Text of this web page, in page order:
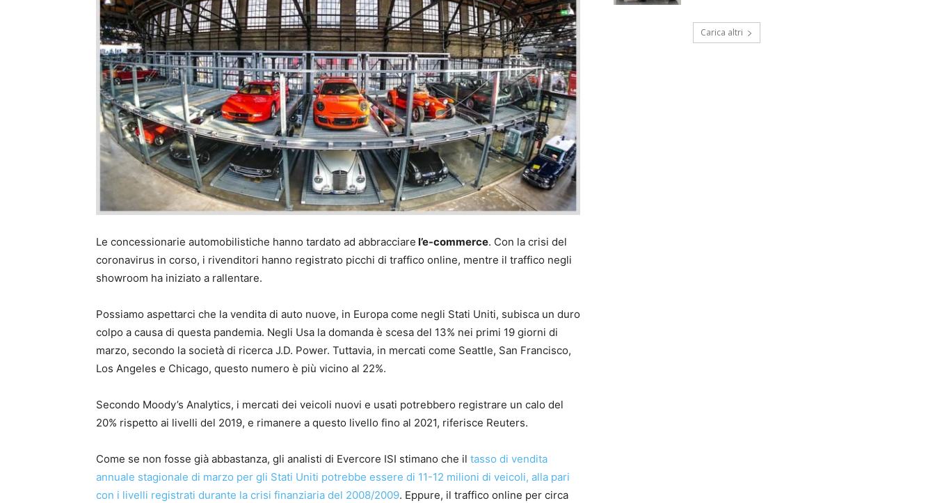
Le concessionarie automobilistiche hanno tardato ad abbracciare l’e-commerce. Con la crisi del
coronavirus in corso, i rivenditori hanno registrato picchi di traffico online, mentre il traffico negli
showroom ha iniziato a rallentare.
Possiamo aspettarci che la vendita di auto nuove, in Europa come negli Stati Uniti, subisca un duro
colpo a causa di questa pandemia. Negli Usa la domanda è scesa del 13% nei primi 19 giorni di
marzo, secondo la società di ricerca J.D. Power. Tuttavia, in mercati come Seattle, San Francisco,
Los Angeles e Chicago, questo numero è più vicino al 22%.
Secondo Moody’s Analytics, i mercati dei veicoli nuovi e usati potrebbero registrare un calo del
20% rispetto ai livelli del 2019, e rimanere a questo livello fino al 2021, riferisce Reuters.
Come se non fosse già abbastanza, gli analisti di Evercore ISI stimano che il tasso di vendita
annuale stagionale di marzo per gli Stati Uniti potrebbe essere di 11-12 milioni di veicoli, alla pari
con i livelli registrati durante la crisi finanziaria del 2008/2009. Eppure, il traffico online per circa
Carica altri